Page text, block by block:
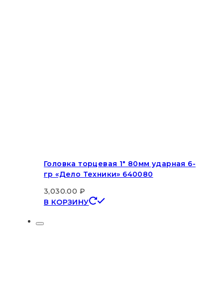
Головка торцевая 1″ 80мм ударная 6-
гр «Дело Техники» 640080
3,030.00 ₽
В КОРЗИНУ